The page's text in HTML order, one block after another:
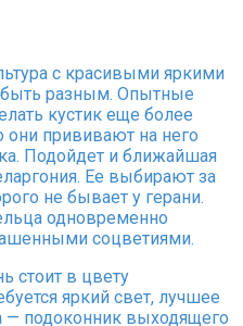
с красивыми яркими
разным. Опытные
кустик еще более
они прививают на него
Подойдет и ближайшая
Ее выбирают за
не бывает у герани.
одновременно
соцветиями.
стоит в цвету
яркий свет, лучшее
— подоконник выходящего